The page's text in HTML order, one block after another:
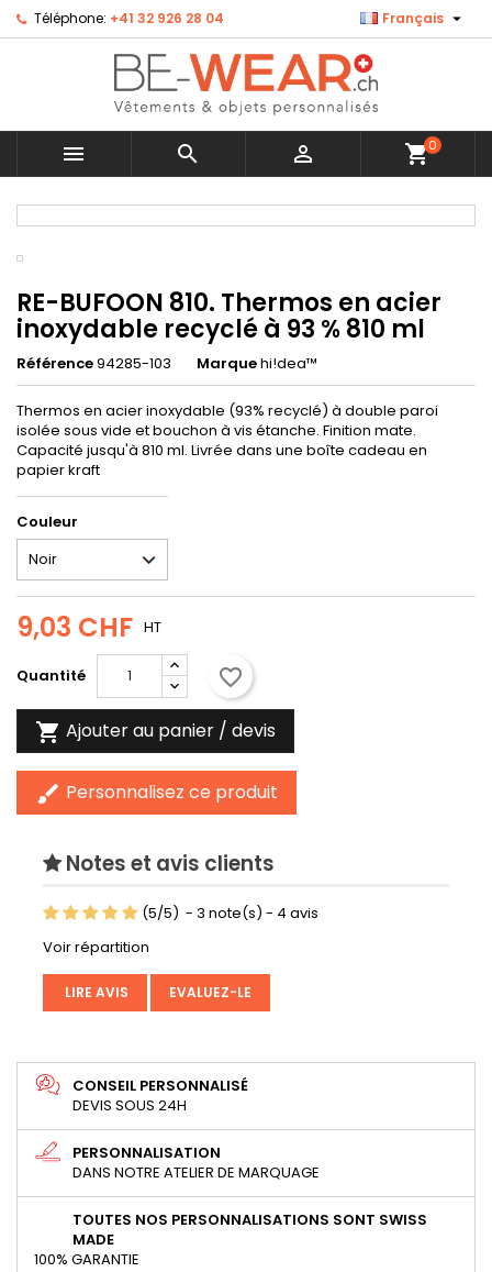
Ajouter à ma liste d'envies ×
Créer une nouvelle liste
Créer une liste d'envies ×
Nom de la liste d'envies
Connexion ×
Vous devez être connecté pour ajouter des produits
à votre liste d'envies.
Téléphone: +41 32 926 28 04 Français 
   shopping_cart0
MENU
RE-BUFOON 810. Thermos en acier
inoxydable recyclé à 93 % 810 ml
Référence94285-103 Marquehi!dea™
Thermos en acier inoxydable (93% recyclé) à double paroi
isolée sous vide et bouchon à vis étanche. Finition mate.
Capacité jusqu'à 810 ml. Livrée dans une boîte cadeau en
papier kraft
Couleur
9,03 CHF HT
Quantité favorite_border
 Ajouter au panier / devis
brush Personnalisez ce produit
Notes et avis clients
(5/5) - 3 note(s) - 4 avis
Voir répartition
LIRE AVIS EVALUEZ-LE
CONSEIL PERSONNALISÉ
DEVIS SOUS 24H
PERSONNALISATION
DANS NOTRE ATELIER DE MARQUAGE
TOUTES NOS PERSONNALISATIONS SONT SWISS
MADE
100% GARANTIE